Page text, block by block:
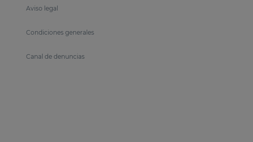
Aviso legal
Condiciones generales
Canal de denuncias